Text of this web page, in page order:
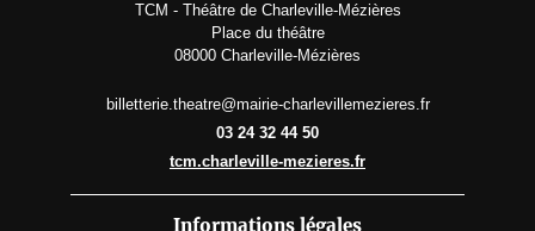
TCM - Théâtre de Charleville-Mézières
Place du théâtre
08000 Charleville-Mézières
billetterie.theatre@mairie-charlevillemezieres.fr
03 24 32 44 50
tcm.charleville-mezieres.fr
Informations légales